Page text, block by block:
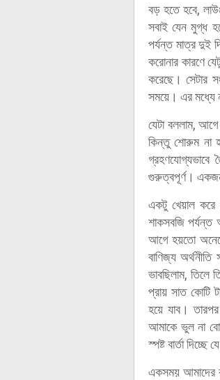
বড় হতে হবে,
সবাই যেন মুগ্ধ
পর্যন্ত মাত্র দুই
করোনার কারণে
করেছে। সেটার
সময়ে। এর মধ্যে
যেটা বললাম,
কিন্তু শোরুম না
গ্রহণযোগ্যভাবে
গুরুত্বপূর্ণ। একজন
একটু খেয়াল
শাকসবজি পর্যন্ত
আগে হয়তো
বাণিজ্য
ভাবছিলাম, তিলে
প্রায় সাত কোটি
হয়ে যাব।
আমাকে ভুল না
স্পষ্ট বার্তা
একসময় আমাদের